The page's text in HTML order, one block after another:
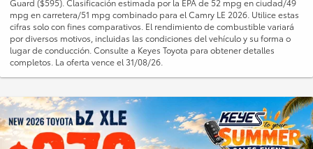
Guard ($595). Clasificación estimada por la EPA de 52 mpg en ciudad/49
mpg en carretera/51 mpg combinado para el Camry LE 2026. Utilice estas
cifras solo con fines comparativos. El rendimiento de combustible variará
por diversos motivos, incluidas las condiciones del vehículo y su forma o
lugar de conducción. Consulte a Keyes Toyota para obtener detalles
completos. La oferta vence el 31/08/26.